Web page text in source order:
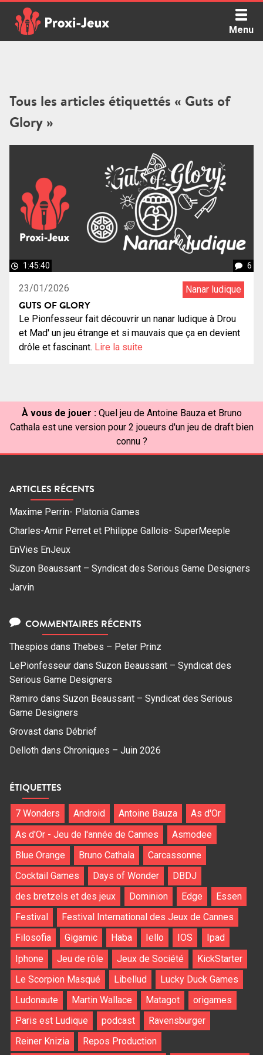
content
Menu
Tous les articles étiquettés « Guts of
Glory »
1:45:40 6
23/01/2026 Nanar ludique
GUTS OF GLORY
Le Pionfesseur fait découvrir un nanar ludique à Drou
et Mad' un jeu étrange et si mauvais que ça en devient
drôle et fascinant. Lire la suite
À vous de jouer : Quel jeu de Antoine Bauza et Bruno
Cathala est une version pour 2 joueurs d'un jeu de draft bien
connu ?
ARTICLES RÉCENTS
Maxime Perrin- Platonia Games
Charles-Amir Perret et Philippe Gallois- SuperMeeple
EnVies EnJeux
Suzon Beaussant – Syndicat des Serious Game Designers
Jarvin
COMMENTAIRES RÉCENTS
Thespios dans Thebes – Peter Prinz
LePionfesseur dans Suzon Beaussant – Syndicat des
Serious Game Designers
Ramiro dans Suzon Beaussant – Syndicat des Serious
Game Designers
Grovast dans Débrief
Delloth dans Chroniques – Juin 2026
ÉTIQUETTES
7 Wonders Android Antoine Bauza
As d'Or
As d'Or - Jeu de l'année de Cannes
Asmodee
Blue Orange
Bruno Cathala
Carcassonne
Cocktail Games
Days of Wonder
DBDJ
des bretzels et des jeux
Dominion Edge
Essen
Festival
Festival International des Jeux de Cannes
Filosofia
Gigamic Haba Iello IOS
Ipad
Iphone
Jeu de rôle Jeux de Société
KickStarter
Le Scorpion Masqué
Libellud
Lucky Duck Games
Ludonaute
Martin Wallace Matagot
origames
Paris est Ludique
podcast
Ravensburger
Reiner Knizia
Repos Production